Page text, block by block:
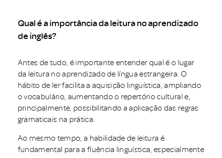
Qual é a importância da leitura no aprendizado
de inglês?
Antes de tudo, é importante entender qual é o lugar
da leitura no aprendizado de língua estrangeira. O
hábito de ler facilita a aquisição linguística, ampliando
o vocabulário, aumentando o repertório cultural e,
principalmente, possibilitando a aplicação das regras
gramaticais na prática.
Ao mesmo tempo, a habilidade de leitura é
fundamental para a fluência linguística, especialmente